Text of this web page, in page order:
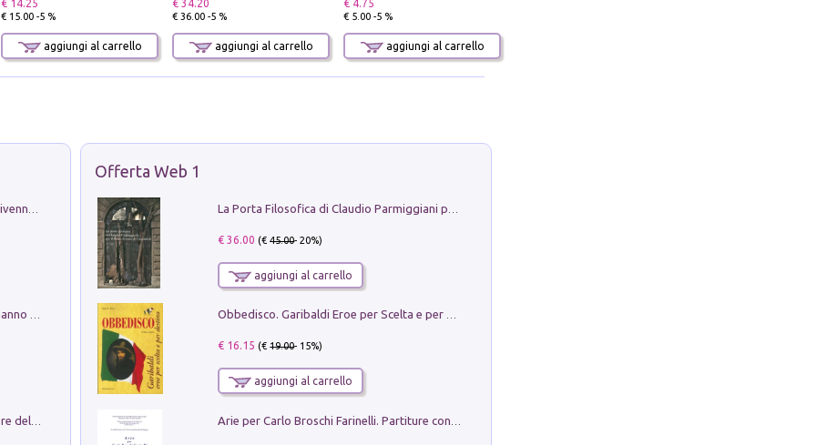
€ 14.25
€ 15.00 -5 %
aggiungi al carrello
€ 34.20
€ 36.00 -5 %
aggiungi al carrello
€ 4.75
€ 5.00 -5 %
aggiungi al carrello
Con questa faccia qui. Le canzoni che hanno fatto la storia di Ligabue
Klose dell'altro mondo. Miro il pescatore del goal
Offerta Web 1
€ 36.00 (€45.00- 20%)
aggiungi al carrello
Obbedisco. Garibaldi Eroe per Scelta e per Destino
€ 16.15 (€19.00- 15%)
aggiungi al carrello